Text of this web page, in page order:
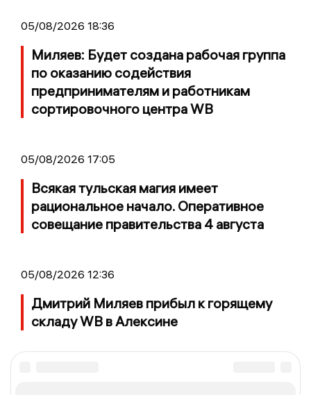
05/08/2026 18:36
Миляев: Будет создана рабочая группа
по оказанию содействия
предпринимателям и работникам
сортировочного центра WB
05/08/2026 17:05
Всякая тульская магия имеет
рациональное начало. Оперативное
совещание правительства 4 августа
05/08/2026 12:36
Дмитрий Миляев прибыл к горящему
складу WB в Алексине